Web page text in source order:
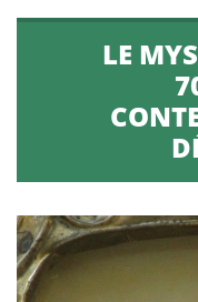
LE